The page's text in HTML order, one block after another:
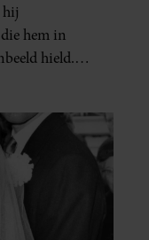
hem in
hield.